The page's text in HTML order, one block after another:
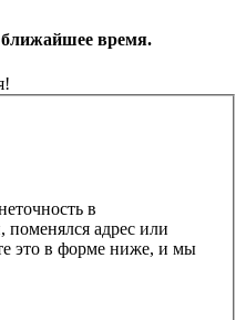
время.
в
адрес или
это в форме ниже, и мы